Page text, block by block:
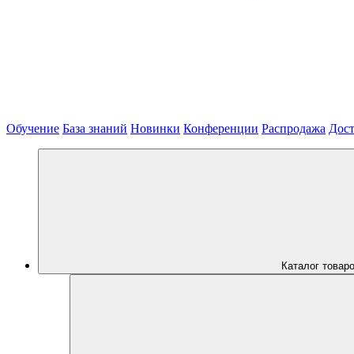
Обучение База знаний Новинки Конференции Распродажа
Каталог